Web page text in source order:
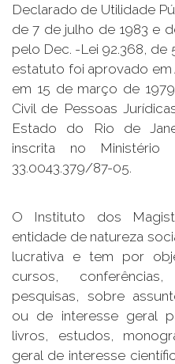
Declarado de Utilidade
de 7 de julho de 1983 e
pelo Dec. -Lei 92.368, de
estatuto foi aprovado em
em 15 de março de
Civil de Pessoas
Estado do Rio de
inscrita no
33.0043.379/87-05.
O Instituto dos
entidade de natureza
lucrativa e tem por
cursos,
pesquisas, sobre
ou de interesse geral
livros, estudos,
geral de interesse